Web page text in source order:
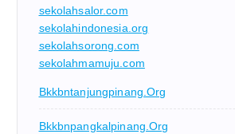
sekolahsalor.com
sekolahindonesia.org
sekolahsorong.com
sekolahmamuju.com
Bkkbntanjungpinang.org
Bkkbnpangkalpinang.org